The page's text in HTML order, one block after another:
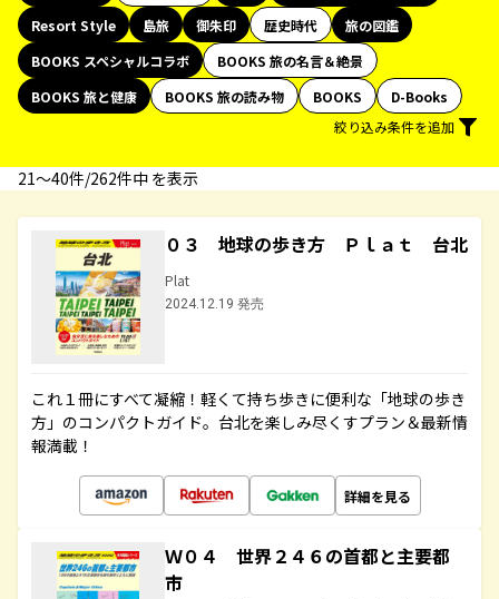
Resort Style
島旅 御朱印 歴史時代
旅の図鑑
BOOKS スペシャルコラボ
BOOKS 旅の名言＆絶景
BOOKS 旅と健康
BOOKS 旅の読み物 BOOKS
D-Books
絞り込み条件を追加
21〜40件/262件中 を表示
０３ 地球の歩き方 Ｐｌａｔ 台北
Plat
2024.12.19 発売
これ１冊にすべて凝縮！軽くて持ち歩きに便利な「地球の歩き
方」のコンパクトガイド。台北を楽しみ尽くすプラン＆最新情
報満載！
詳細を見る
Ｗ０４ 世界２４６の首都と主要都
市